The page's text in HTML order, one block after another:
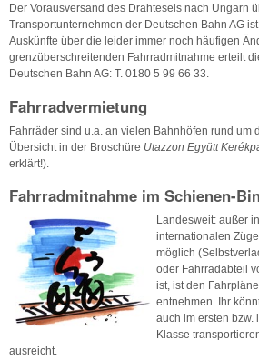
Der Vorausversand des Drahtesels nach Ungarn
Transportunternehmen der Deutschen Bahn AG
Auskünfte über die leider immer noch häufigen
grenzüberschreitenden Fahrradmitnahme erteilt
Deutschen Bahn AG: T. 0180 5 99 66 33.
Fahrradvermietung
Fahrräder sind u.a. an vielen Bahnhöfen rund um
Übersicht in der Broschüre Utazzon Együtt
erklärt!).
Fahrradmitnahme im Schienen-
Landesweit: außer
internationalen
möglich
oder Fahrradabteil
ist, ist den
entnehmen. Ihr
auch im ersten bzw.
Klasse
ausreicht.